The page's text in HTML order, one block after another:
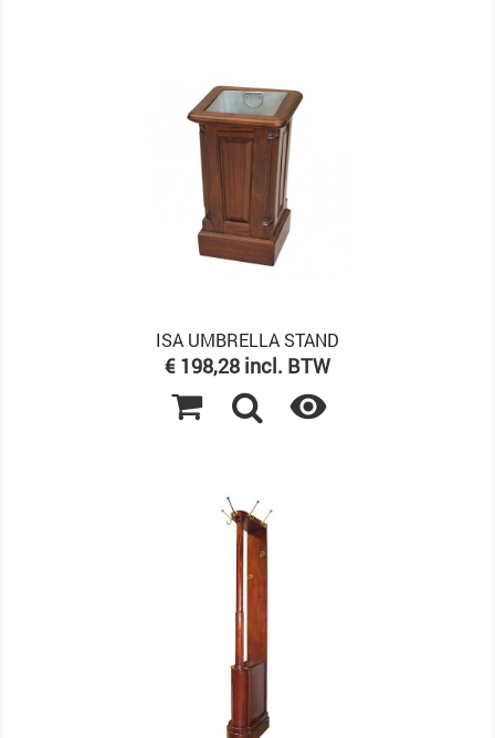
ISA UMBRELLA STAND
Prijs
€ 198,28 incl. BTW
